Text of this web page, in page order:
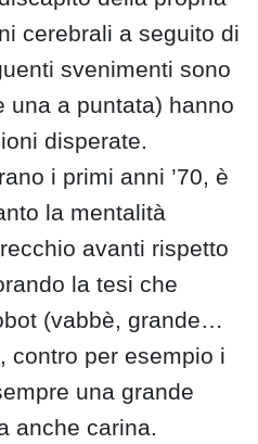
cerebrali a seguito di
svenimenti sono
una a puntata) hanno
disperate.
i primi anni ’70, è
la mentalità
avanti rispetto
la tesi che
(vabbè, grande…
contro per esempio i
una grande
anche carina.